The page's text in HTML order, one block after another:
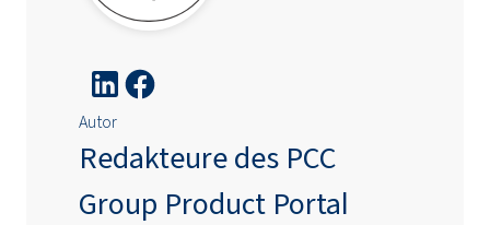
Autor
Redakteure des PCC
Group Product Portal